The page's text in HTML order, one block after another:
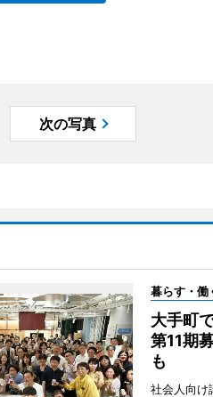
次の写真
暮らす・働
大手町
第11期
も
社会人向け